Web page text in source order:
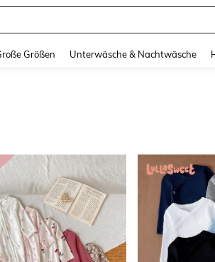
Größen Unterwäsche & Nachtwäsche